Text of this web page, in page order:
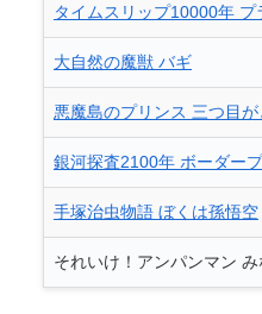
タイムスリップ10000年 プ
大自然の魔獣 バギ
悪魔島のプリンス 三つ目が
銀河探査2100年 ボーダー
手塚治虫物語 ぼくは孫悟空
それいけ！アンパンマン み